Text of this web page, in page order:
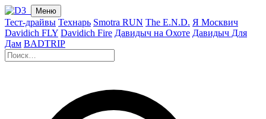
Меню
Тест-драйвы Технарь Smotra RUN The E.N.D. Я Москвич
Davidich FLY Davidich Fire Давидыч на Охоте Давидыч Для
Дам BADTRIP